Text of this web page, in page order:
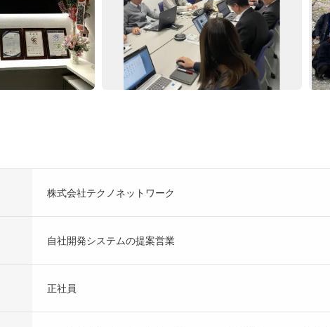
株式会社テクノネットワーク
自社開発システムの提案営業
正社員